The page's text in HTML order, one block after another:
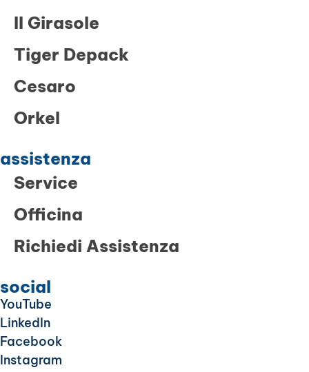
Il Girasole
Tiger Depack
Cesaro
Orkel
assistenza
Service
Officina
Richiedi Assistenza
social
YouTube
LinkedIn
Facebook
Instagram